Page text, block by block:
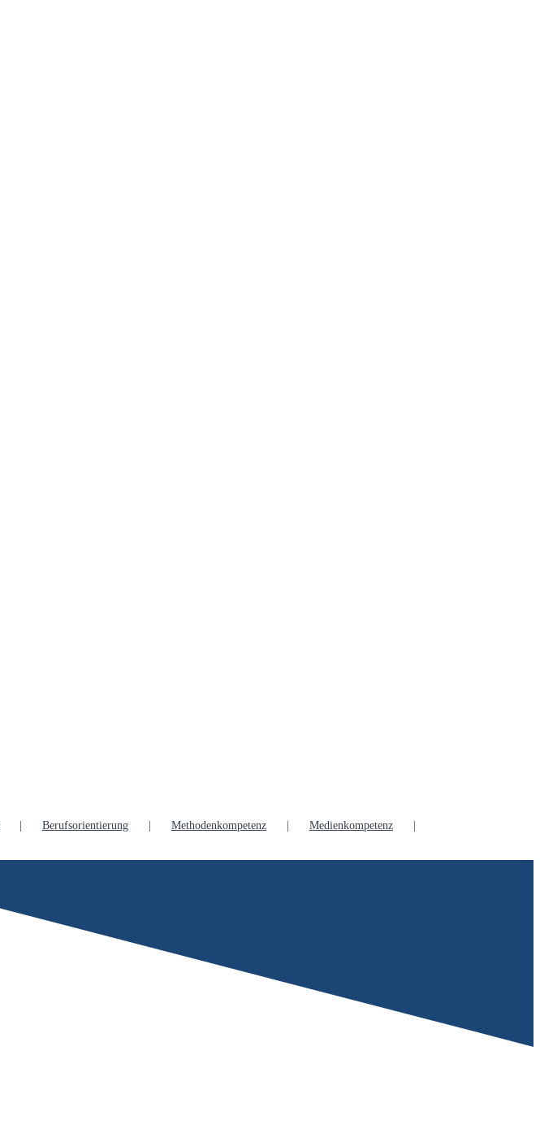
Berufsorientierung Methodenkompetenz
Medienkompetenz